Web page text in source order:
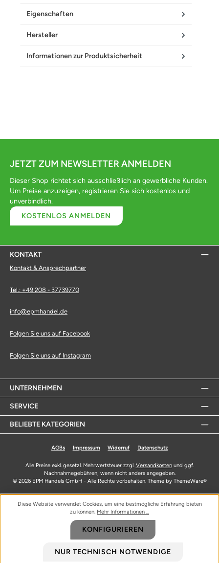
Eigenschaften
Hersteller
Informationen zur Produktsicherheit
JETZT ZUM NEWSLETTER ANMELDEN
Dieser Shop richtet sich ausschließlich an gewerbliche Kunden.
Um Preise anzuzeigen, registrieren Sie sich kostenlos und
unverbindlich.
KOSTENLOS ANMELDEN
KONTAKT
Kontakt & Ansprechpartner
Tel.: +49 208 - 37739770
info@epmhandel.de
Folgen Sie uns auf Facebook
Folgen Sie uns auf Instagram
UNTERNEHMEN
SERVICE
BELIEBTE KATEGORIEN
AGBs Impressum Widerruf Datenschutz
Alle Preise exkl. gesetzl. Mehrwertsteuer zzgl. Versandkostenund ggf.
Nachnahmegebühren, wenn nicht anders angegeben.
© 2026 EPM Handels GmbH - Alle Rechte vorbehalten. Theme by ThemeWare®
Diese Website verwendet Cookies, um eine bestmögliche Erfahrung bieten
zu können. Mehr Informationen ...
NUR TECHNISCH NOTWENDIGE
KONFIGURIEREN